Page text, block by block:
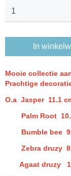
In
Mooie collectie
Prachtige
O.a Jasper 11.1
Palm Root
Bumble bee
Zebra druzy
Agaat druzy